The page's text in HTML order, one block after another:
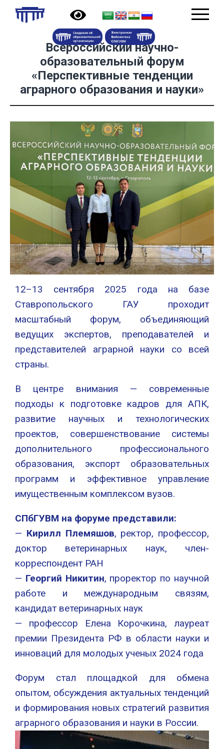
Всероссийский научно-
образовательный форум
«Перспективные тенденции
аграрного образования и науки»
12–13 сентября 2025 года на базе
Ставропольского ГАУ проходит
масштабный форум, объединяющий
ведущих экспертов, преподавателей и
представителей аграрной науки со всей
страны.
В центре внимания — современные
подходы к подготовке кадров для АПК,
развитие научных и технологических
проектов, совершенствование системы
дополнительного профессионального
образования, экспорт образовательных
программ и эффективное управление
имущественным комплексом вузов.
СПбГУВМ на форуме представили:
— Кирилл Племяшов, ректор, профессор,
доктор ветеринарных наук, член-
корреспондент РАН
— Георгий Никитин, проректор по научной
работе и международным связям,
кандидат ветеринарных наук
— профессор Елена Корочкина, лауреат
премии Президента РФ в области науки и
инноваций для молодых ученых 2024 года
Форум стал площадкой для обмена
опытом, обсуждения актуальных тенденций
и формирования новых стратегий развития
аграрного образования и науки в России.